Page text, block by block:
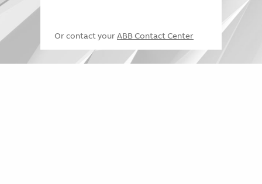
Or contact your ABB Contact Center